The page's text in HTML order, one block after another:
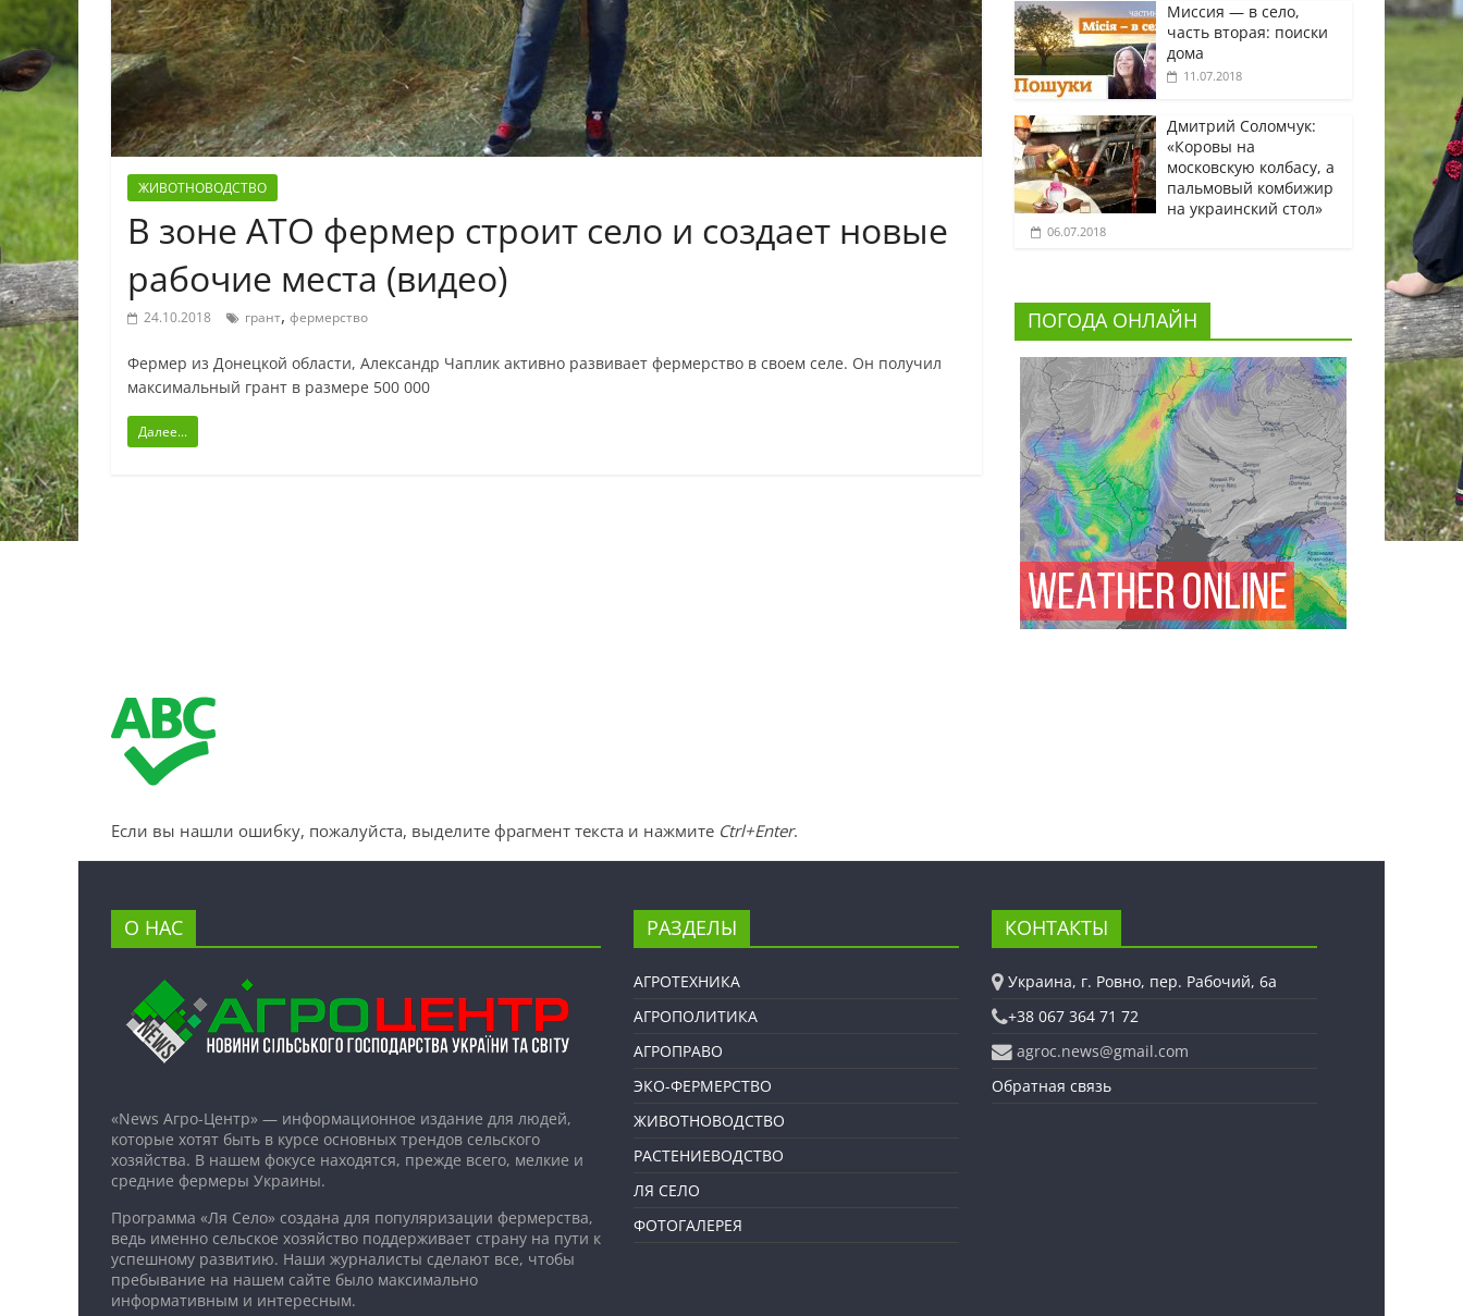
ЖИВОТНОВОДСТВО
В зоне АТО фермер строит село и создает новые
рабочие места (видео)
24.10.2018 грант, фермерство
Фермер из Донецкой области, Александр Чаплик активно развивает фермерство в своем селе. Он получил
максимальный грант в размере 500 000
Далее...
Миссия — в село,
часть вторая: поиски
дома
11.07.2018
Дмитрий Соломчук:
«Коровы на
московскую колбасу, а
пальмовый комбижир
на украинский стол»
06.07.2018
ПОГОДА ОНЛАЙН
Если вы нашли ошибку, пожалуйста, выделите фрагмент текста и нажмите Ctrl+Enter.
О НАС
«News Агро-Центр» — информационное издание для людей,
которые хотят быть в курсе основных трендов сельского
хозяйства. В нашем фокусе находятся, прежде всего, мелкие и
средние фермеры Украины.
Программа «Ля Село» создана для популяризации фермерства,
ведь именно сельское хозяйство поддерживает страну на пути к
успешному развитию. Наши журналисты сделают все, чтобы
пребывание на нашем сайте было максимально
информативным и интересным.
РАЗДЕЛЫ
АГРОТЕХНИКА
АГРОПОЛИТИКА
АГРОПРАВО
ЭКО-ФЕРМЕРСТВО
ЖИВОТНОВОДСТВО
РАСТЕНИЕВОДСТВО
ЛЯ СЕЛО
ФОТОГАЛЕРЕЯ
КОНТАКТЫ
Украина, г. Ровно, пер. Рабочий, 6а
+38 067 364 71 72
agroc.news@gmail.com
Обратная связь